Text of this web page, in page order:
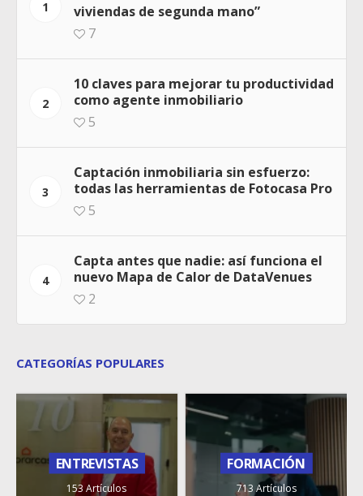
1
viviendas de segunda mano”
7
2
10 claves para mejorar tu productividad
como agente inmobiliario
5
3
Captación inmobiliaria sin esfuerzo:
todas las herramientas de Fotocasa Pro
5
4
Capta antes que nadie: así funciona el
nuevo Mapa de Calor de DataVenues
2
CATEGORÍAS POPULARES
ENTREVISTAS
153 Artículos
FORMACIÓN
713 Artículos